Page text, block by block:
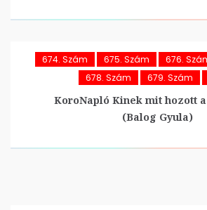
674. Szám 675. Szám 676.
678. Szám
679. Szám
KoroNapló Kinek mit hozott
(Balog Gyula)